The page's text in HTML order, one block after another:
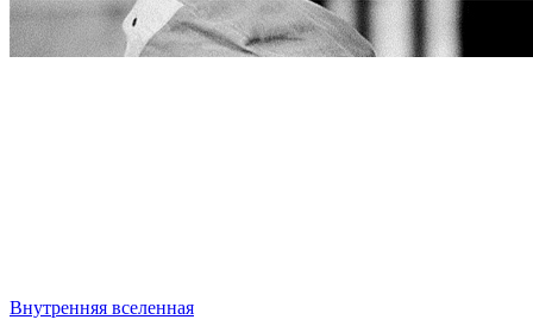
Внутренняя вселенная